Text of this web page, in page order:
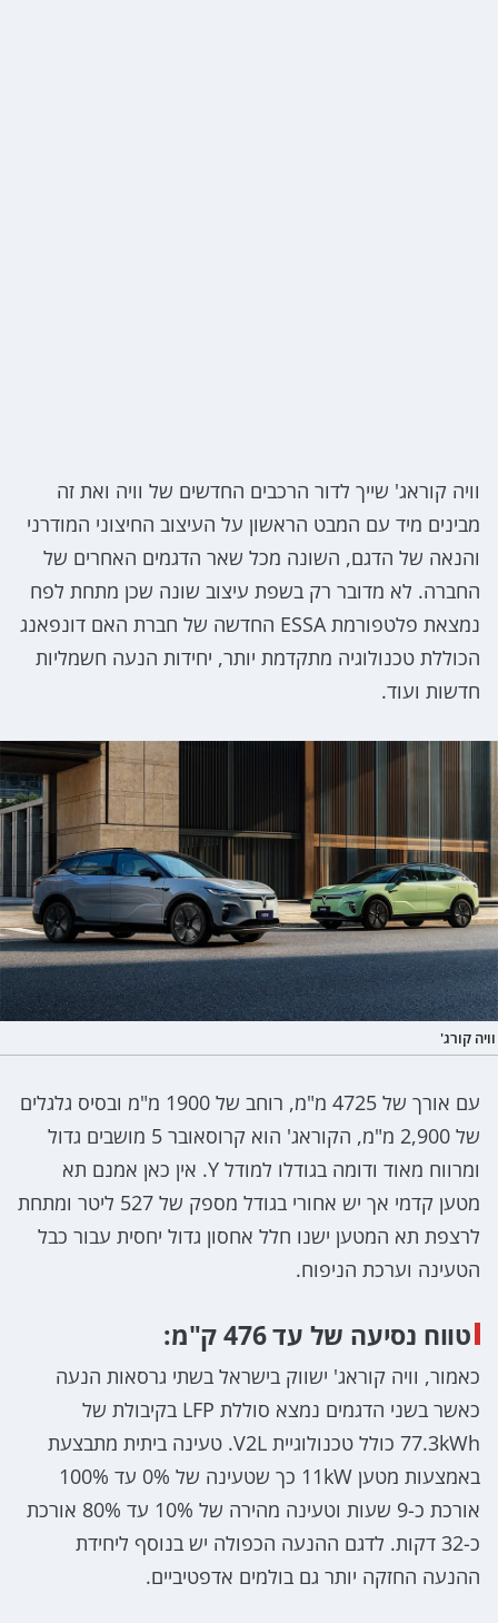
וויה קוראג' שייך לדור הרכבים החדשים של וויה ואת זה
מבינים מיד עם המבט הראשון על העיצוב החיצוני המודרני
והנאה של הדגם, השונה מכל שאר הדגמים האחרים של
החברה. לא מדובר רק בשפת עיצוב שונה שכן מתחת לפח
נמצאת פלטפורמת ESSA החדשה של חברת האם דונפאנג
הכוללת טכנולוגיה מתקדמת יותר, יחידות הנעה חשמליות
חדשות ועוד.
וויה קורג'
עם אורך של 4725 מ"מ, רוחב של 1900 מ"מ ובסיס גלגלים
של 2,900 מ"מ, הקוראג' הוא קרוסאובר 5 מושבים גדול
ומרווח מאוד ודומה בגודלו למודל Y. אין כאן אמנם תא
מטען קדמי אך יש אחורי בגודל מספק של 527 ליטר ומתחת
לרצפת תא המטען ישנו חלל אחסון גדול יחסית עבור כבל
הטעינה וערכת הניפוח.
טווח נסיעה של עד 476 ק"מ:
כאמור, וויה קוראג' ישווק בישראל בשתי גרסאות הנעה
כאשר בשני הדגמים נמצא סוללת LFP בקיבולת של
77.3kWh כולל טכנולוגיית V2L. טעינה ביתית מתבצעת
באמצעות מטען 11kW כך שטעינה של 0% עד 100%
אורכת כ-9 שעות וטעינה מהירה של 10% עד 80% אורכת
כ-32 דקות. לדגם ההנעה הכפולה יש בנוסף ליחידת
ההנעה החזקה יותר גם בולמים אדפטיביים.